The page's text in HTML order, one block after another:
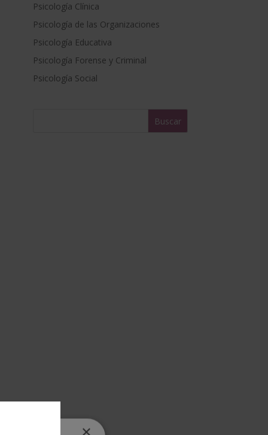
n
a
i
v
e
Psicología Clínica
Psicología de las Organizaciones
Psicología Educativa
Psicología Forense y Criminal
Psicología Social